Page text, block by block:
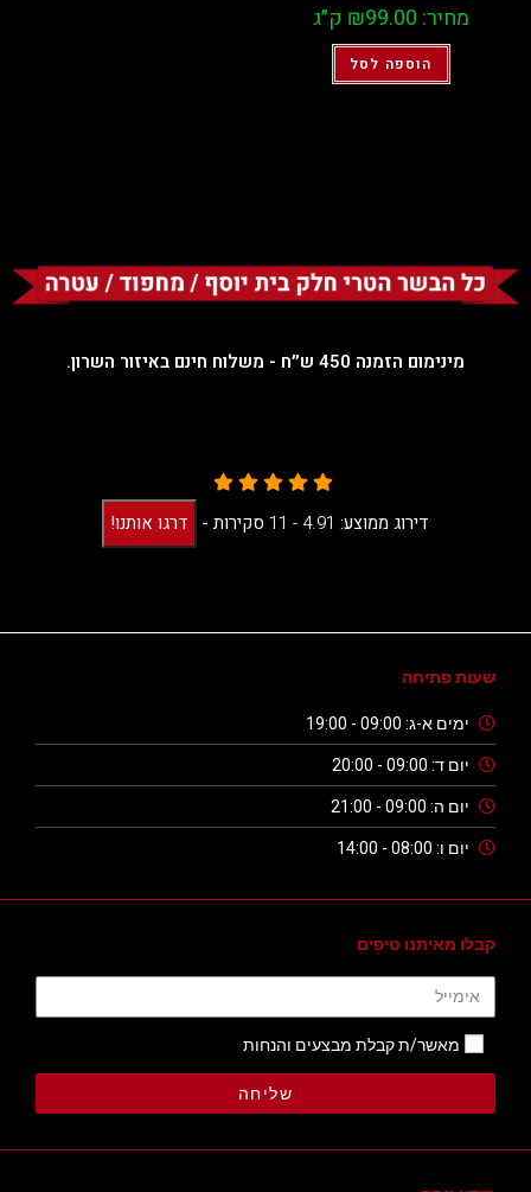
מחיר: ₪99.00 ק״ג
הוספה לסל
מינימום הזמנה 450 ש״ח - משלוח חינם באיזור השרון.
דירוג ממוצע: 4.91 -
11 סקירות - דרגו אותנו!
שעות פתיחה
ימים א-ג: 09:00 - 19:00
יום ד: 09:00 - 20:00
יום ה: 09:00 - 21:00
יום ו: 08:00 - 14:00
קבלו מאיתנו טיפים
מאשר/ת קבלת מבצעים והנחות
שליחה